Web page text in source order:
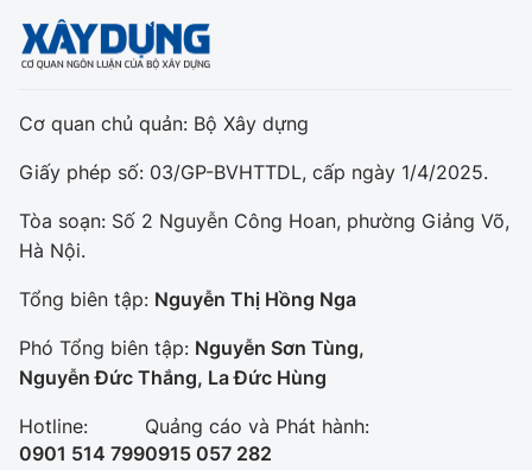
Cơ quan chủ quản: Bộ Xây dựng
Giấy phép số: 03/GP-BVHTTDL, cấp ngày 1/4/2025.
Tòa soạn: Số 2 Nguyễn Công Hoan, phường Giảng Võ,
Hà Nội.
Tổng biên tập: Nguyễn Thị Hồng Nga
Phó Tổng biên tập: Nguyễn Sơn Tùng,
Nguyễn Đức Thắng, La Đức Hùng
Hotline:
0901 514 799
Quảng cáo và Phát hành:
0915 057 282